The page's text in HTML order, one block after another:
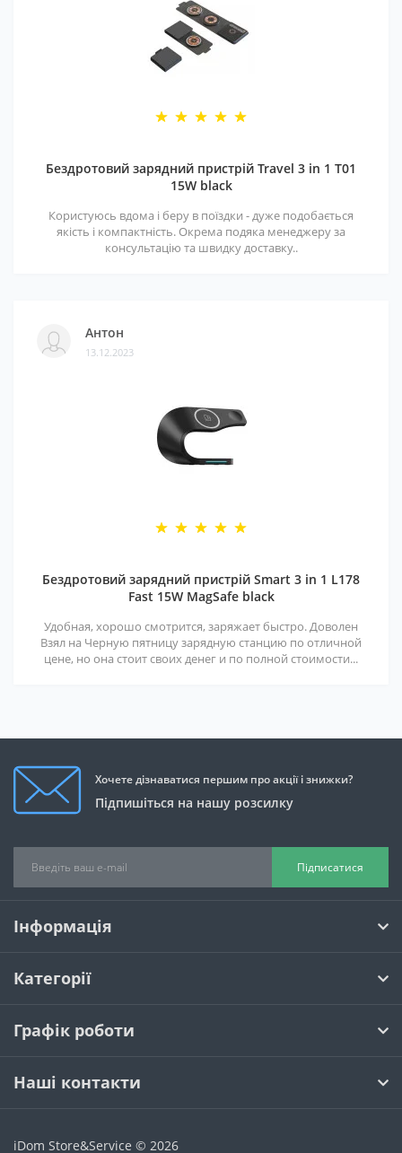
Бездротовий зарядний пристрій Travel 3 in 1 T01
15W black
Користуюсь вдома і беру в поїздки - дуже подобається
якість і компактність. Окрема подяка менеджеру за
консультацію та швидку доставку..
Антон
13.12.2023
Бездротовий зарядний пристрій Smart 3 in 1 L178
Fast 15W MagSafe black
Удобная, хорошо смотрится, заряжает быстро. Доволен
Взял на Черную пятницу зарядную станцию по отличной
цене, но она стоит своих денег и по полной стоимости...
Хочете дізнаватися першим про акції і знижки?
Підпишіться на нашу розсилку
Підписатися
Інформація
Категорії
Графік роботи
Наші контакти
iDom Store&Service © 2026